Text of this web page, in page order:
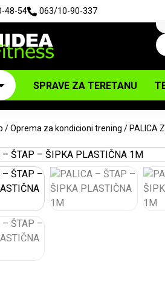
48-54 063/10-90-337
SPRAVE ZA TERETANU
/Oprema za kondicioni trening / PALICA